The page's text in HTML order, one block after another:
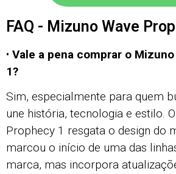
FAQ - Mizuno Wave
• Vale a pena comprar o
1?
Sim, especialmente para quem
une história, tecnologia e estilo.
Prophecy 1 resgata o design do
marcou o início de uma das
marca, mas incorpora